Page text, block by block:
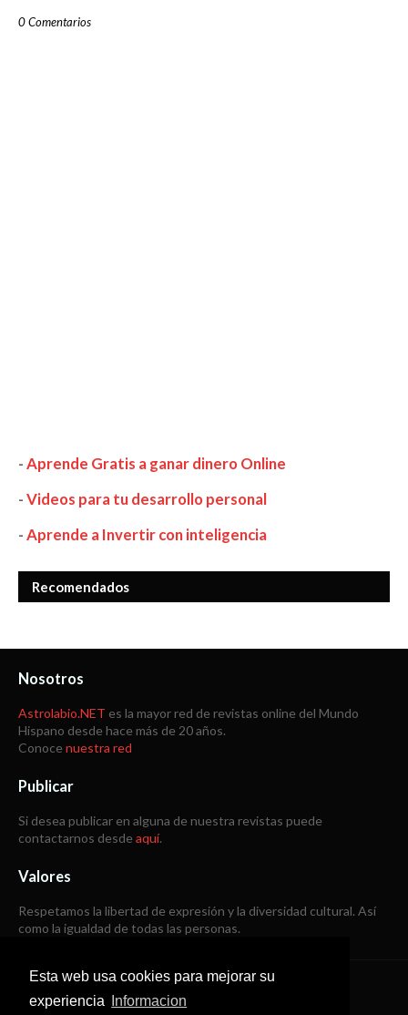
Esta web usa cookies para mejorar su
experiencia
Informacion
0 Comentarios
-Aprende Gratis a ganar dinero Online
-Videos para tu desarrollo personal
-Aprende a Invertir con inteligencia
Recomendados
Nosotros
Astrolabio.NET es la mayor red de revistas online del Mundo
Hispano desde hace más de 20 años.
Conoce nuestra red
Publicar
Si desea publicar en alguna de nuestra revistas puede
contactarnos desde aquí.
Valores
Respetamos la libertad de expresión y la diversidad cultural. Así
como la igualdad de todas las personas.
Copyright © 1998 -